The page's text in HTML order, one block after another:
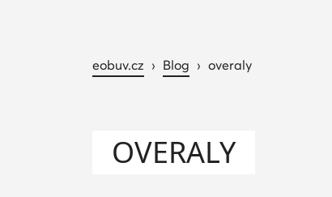
eobuv.cz › Blog › overaly
OVERALY